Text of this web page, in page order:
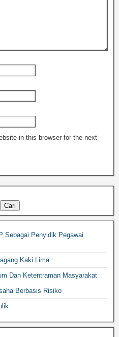
in this browser for the next
Cari
Sebagai Penyidik Pegawai
Kaki Lima
Dan Ketentraman Masyarakat
Berbasis Risiko